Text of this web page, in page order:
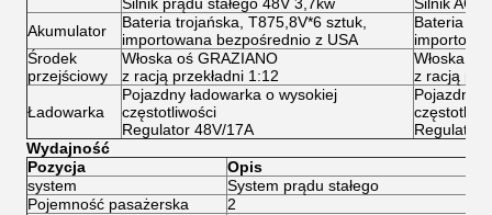
Akumulator
Bateria trojańska, T875,8V*6 sztuk,
importowana bezpośrednio z USA
Bateria
Środek
przejściowy
Włoska oś GRAZIANO
z racją przekładni 1:12
Włoska
z racją
Ładowarka
Pojazdny ładowarka o wysokiej
częstotliwości
Regulator 48V/17A
Pojazdny
Regulator
Wydajność
Pozycja
Opis
system
System prądu stałego
Pojemność pasażerska
2